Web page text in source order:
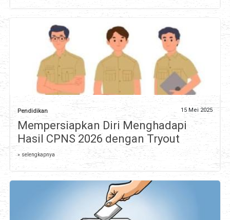
Pendidikan 15 Mei 2025
Mempersiapkan Diri Menghadapi
Hasil CPNS 2026 dengan Tryout
» selengkapnya